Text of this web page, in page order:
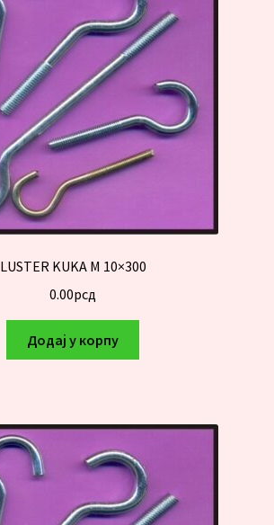
LUSTER KUKA M 10×300
0.00рсд
Додај у корпу